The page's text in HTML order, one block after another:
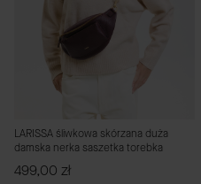
LARISSA śliwkowa skórzana duża
damska nerka saszetka torebka
Cena
499,00 zł